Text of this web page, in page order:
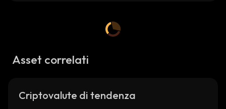
Asset correlati
Criptovalute di tendenza